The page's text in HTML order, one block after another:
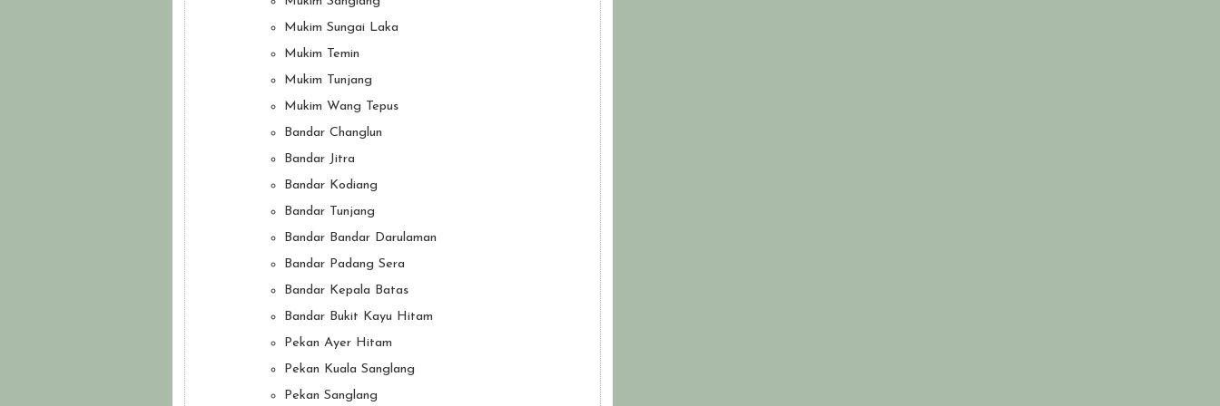
Mukim Sungai Laka
Mukim Temin
Mukim Tunjang
Mukim Wang Tepus
Bandar Changlun
Bandar Jitra
Bandar Kodiang
Bandar Tunjang
Bandar Bandar Darulaman
Bandar Padang Sera
Bandar Kepala Batas
Bandar Bukit Kayu Hitam
Pekan Ayer Hitam
Pekan Kuala Sanglang
Pekan Sanglang